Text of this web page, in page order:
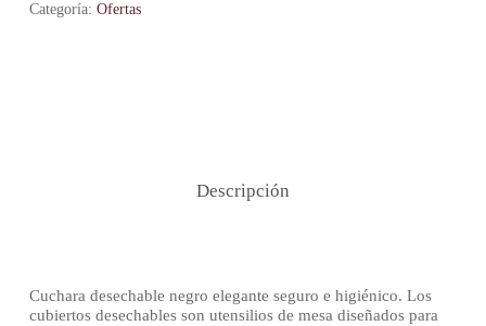
Categoría: Ofertas
Descripción
Cuchara desechable negro elegante seguro e higiénico. Los
cubiertos desechables son utensilios de mesa diseñados para